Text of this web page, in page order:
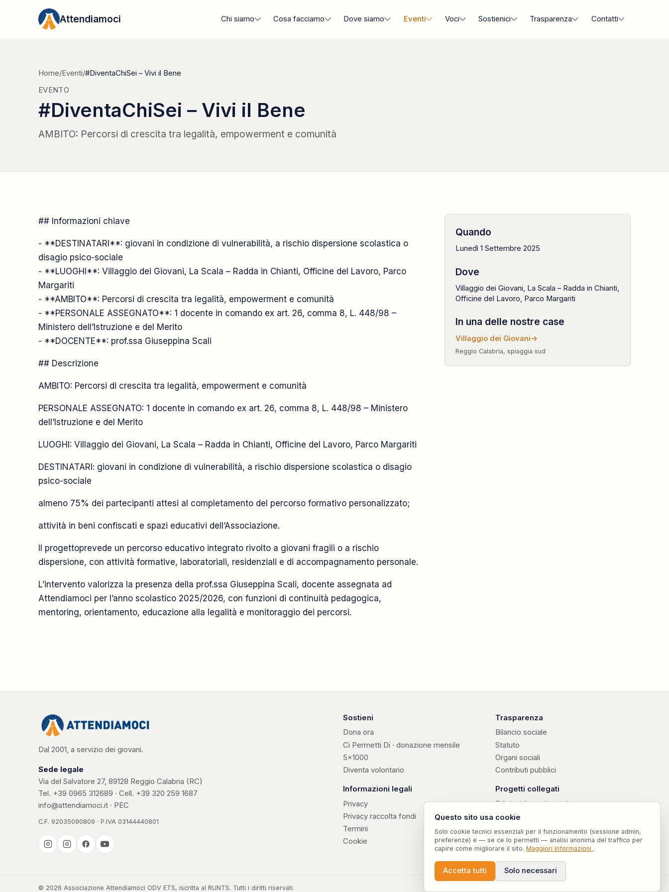
Vai al contenuto
Attendiamoci Chi siamo Cosa facciamo Dove siamo Eventi Voci Sostienici Trasparenza Contatti
Home/Eventi/#DiventaChiSei – Vivi il Bene
EVENTO
#DiventaChiSei – Vivi il Bene
AMBITO: Percorsi di crescita tra legalità, empowerment e comunità
2025
1 settembre
## Informazioni chiave
- **DESTINATARI**: giovani in condizione di vulnerabilità, a rischio dispersione scolastica o
disagio psico-sociale
- **LUOGHI**: Villaggio dei Giovani, La Scala – Radda in Chianti, Officine del Lavoro, Parco
Margariti
- **AMBITO**: Percorsi di crescita tra legalità, empowerment e comunità
- **PERSONALE ASSEGNATO**: 1 docente in comando ex art. 26, comma 8, L. 448/98 –
Ministero dell’Istruzione e del Merito
- **DOCENTE**: prof.ssa Giuseppina Scali
## Descrizione
AMBITO: Percorsi di crescita tra legalità, empowerment e comunità
PERSONALE ASSEGNATO: 1 docente in comando ex art. 26, comma 8, L. 448/98 – Ministero
dell’Istruzione e del Merito
LUOGHI: Villaggio dei Giovani, La Scala – Radda in Chianti, Officine del Lavoro, Parco Margariti
DESTINATARI: giovani in condizione di vulnerabilità, a rischio dispersione scolastica o disagio
psico-sociale
almeno 75% dei partecipanti attesi al completamento del percorso formativo personalizzato;
attività in beni confiscati e spazi educativi dell’Associazione.
Il progettoprevede un percorso educativo integrato rivolto a giovani fragili o a rischio
dispersione, con attività formative, laboratoriali, residenziali e di accompagnamento personale.
L’intervento valorizza la presenza della prof.ssa Giuseppina Scali, docente assegnata ad
Attendiamoci per l’anno scolastico 2025/2026, con funzioni di continuità pedagogica,
mentoring, orientamento, educazione alla legalità e monitoraggio dei percorsi.
Quando
Lunedì 1 Settembre 2025
Dove
Villaggio dei Giovani, La Scala – Radda in Chianti,
Officine del Lavoro, Parco Margariti
In una delle nostre case
Villaggio dei Giovani→
Reggio Calabria, spiaggia sud
Dal 2001, a servizio dei giovani.
Sede legale
Via del Salvatore 27, 89128 Reggio Calabria (RC)
Tel. +39 0965 312689 · Cell. +39 320 259 1687
info@attendiamoci.it · PEC
C.F. 92035090809 · P.IVA 03144440801
Casa Kerigma
Sostieni
Dona ora
Ci Permetti Di · donazione mensile
5×1000
Diventa volontario
Informazioni legali
Privacy
Privacy raccolta fondi
Termini
Cookie
Trasparenza
Bilancio sociale
Statuto
Organi sociali
Contributi pubblici
Progetti collegati
Edizioni Attendiamoci↗
Parole Sensate
· vocabolario etico curato da Attendiamoci ODV
Risorse e procedure
© 2026 Associazione Attendiamoci ODV ETS, iscritta al RUNTS. Tutti i diritti riservati.
Questo sito usa cookie
Solo cookie tecnici essenziali per il funzionamento (sessione admin,
preferenze) e — se ce lo permetti — analisi anonima del traffico per
capire come migliorare il sito.Maggiori informazioni .
Accetta tutti Solo necessari